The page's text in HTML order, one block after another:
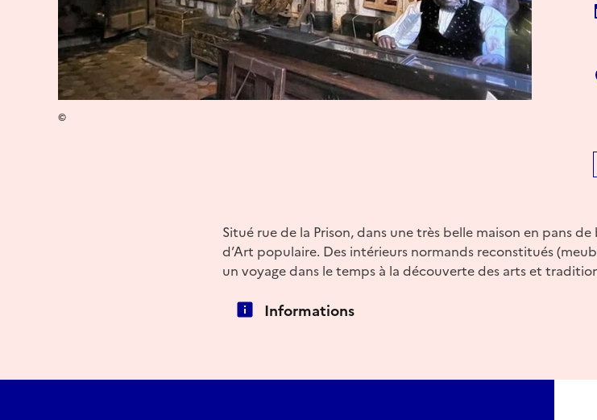
©
Situé rue de la Prison, dans une très belle maison en pans
d’Art populaire. Des intérieurs normands reconstitués
un voyage dans le temps à la découverte des arts et
Informations